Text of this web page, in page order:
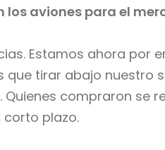
aviones para el
Estamos ahora por
tirar abajo nuestro
Quienes compraron se
corto plazo.